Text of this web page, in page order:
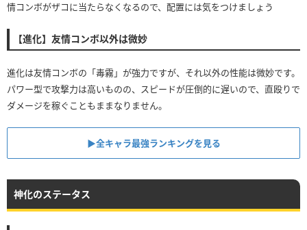
情コンボがザコに当たらなくなるので、配置には気をつけましょう
【進化】友情コンボ以外は微妙
進化は友情コンボの「毒霧」が強力ですが、それ以外の性能は微妙です。
パワー型で攻撃力は高いものの、スピードが圧倒的に遅いので、直殴りで
ダメージを稼ぐこともままなりません。
▶全キャラ最強ランキングを見る
神化のステータス